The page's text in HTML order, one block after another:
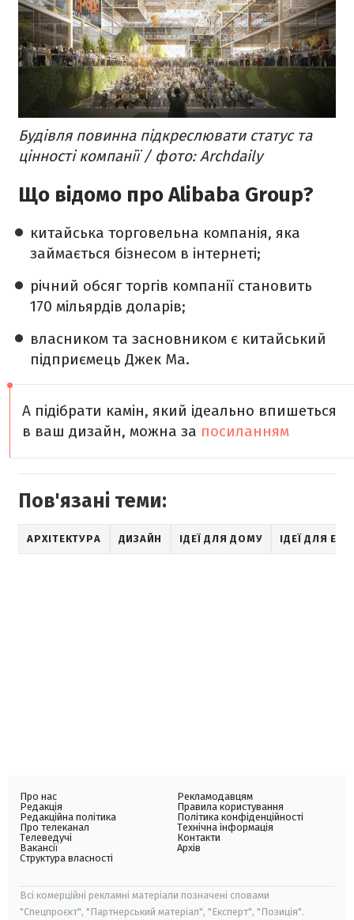
Будівля повинна підкреслювати статус та
цінності компанії / фото: Archdaily
Що відомо про Alibaba Group?
китайська торговельна компанія, яка
займається бізнесом в інтернеті;
річний обсяг торгів компанії становить
170 мільярдів доларів;
власником та засновником є китайський
підприємець Джек Ма.
А підібрати камін, який ідеально впишеться
в ваш дизайн, можна за посиланням
Пов'язані теми:
АРХІТЕКТУРА ДИЗАЙН ІДЕЇ ДЛЯ ДОМУ ІДЕЇ ДЛЯ
Про нас
Редакція
Редакційна політика
Про телеканал
Телеведучі
Вакансії
Структура власності
Рекламодавцям
Правила користування
Політика конфіденційності
Технічна інформація
Контакти
Архів
Всі комерційні рекламні матеріали позначені словами
"Спецпроєкт", "Партнерський матеріал", "Експерт", "Позиція".